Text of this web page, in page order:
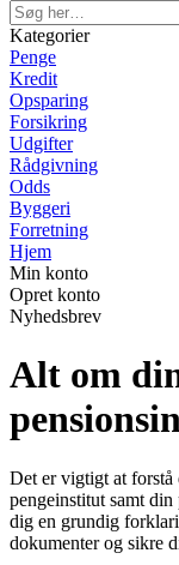
Kategorier
Penge
Kredit
Opsparing
Forsikring
Udgifter
Rådgivning
Odds
Byggeri
Forretning
Hjem
Min konto
Opret konto
Nyhedsbrev
Alt om
Det er vigtigt at
pengeinstitut samt
dig en grundig
dokumenter og sikre